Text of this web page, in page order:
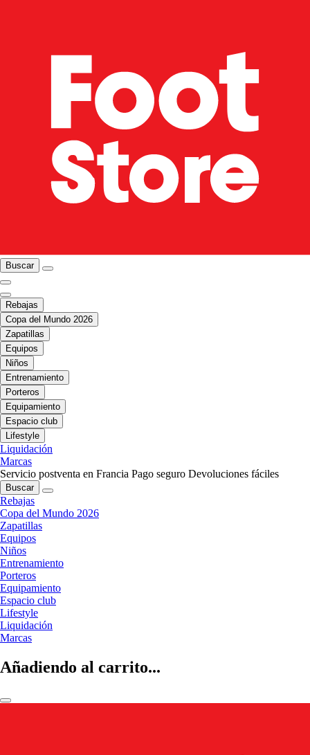
Buscar
Rebajas
Copa del Mundo 2026
Zapatillas
Equipos
Niños
Entrenamiento
Porteros
Equipamiento
Espacio club
Lifestyle
Liquidación
Marcas
Servicio postventa en Francia Pago seguro Devoluciones fáciles
Buscar
Rebajas
Copa del Mundo 2026
Zapatillas
Equipos
Niños
Entrenamiento
Porteros
Equipamiento
Espacio club
Lifestyle
Liquidación
Marcas
Añadiendo al carrito...